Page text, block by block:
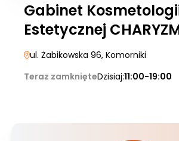
Gabinet
Estetycznej
ul. Żabikowska 96, Komorniki
Teraz zamknięteDzisiaj:11:00-19:00